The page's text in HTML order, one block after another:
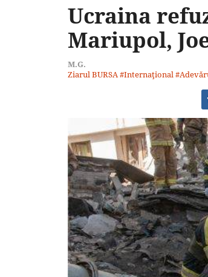
Ucraina
Mariupol,
M.G.
Ziarul BURSA #Internaţional